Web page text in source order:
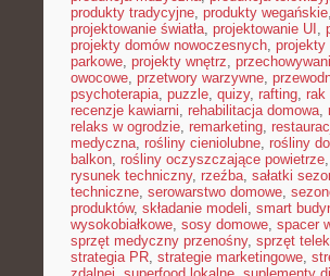
produkty tradycyjne, produkty wegańskie,
projektowanie światła, projektowanie UI ,
projekty domów nowoczesnych, projekty
parkowe, projekty wnętrz,
owocowe, przetwory warzywne,
psychoterapia, puzzle, quizy, rafting, rak
recenzje kawiarni, rehabilitacja domowa,
relaks w ogrodzie, remarketing,
medyczna, rośliny cieniolubne, rośliny
balkon, rośliny oczyszczające powietrze,
rysunek techniczny, rzeźba, sałatki
techniczne, serowarstwo domowe,
produktów, składanie modeli, smart
wysokobiałkowe, sosy domowe, spacer
sprzęt medyczny przenośny, sprzęt
strategia PR, strategie marketingowe,